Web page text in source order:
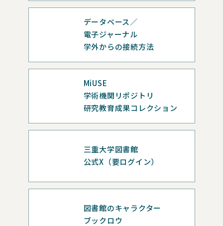
データベース／
電子ジャーナル
学外からの接続方法
MiUSE
学術機関リポジトリ
研究教育成果コレクション
三重大学図書館
公式X（要ログイン）
図書館のキャラクター
ブックロウ